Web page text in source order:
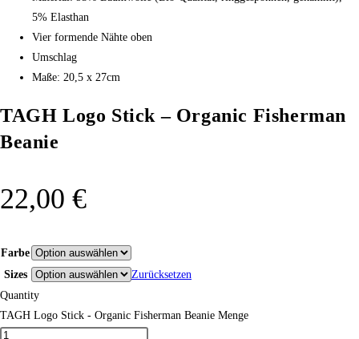
5% Elasthan
Vier formende Nähte oben
Umschlag
Maße: 20,5 x 27cm
TAGH Logo Stick – Organic Fisherman
Beanie
22,00 €
Farbe
Sizes
Zurücksetzen
Quantity
TAGH Logo Stick - Organic Fisherman Beanie Menge